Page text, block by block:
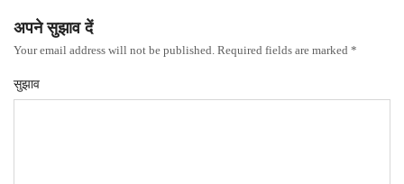
अपने सुझाव दें
Your email address will not be published. Required fields are marked *
सुझाव